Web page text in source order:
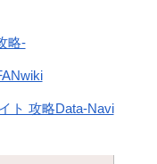
略-
ト 攻略Data-Navi